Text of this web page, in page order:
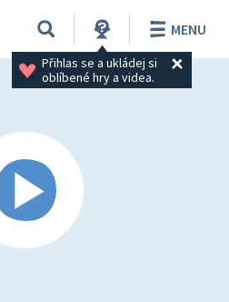
Přihlas se a ukládej si
oblíbené hry a videa.
MENU